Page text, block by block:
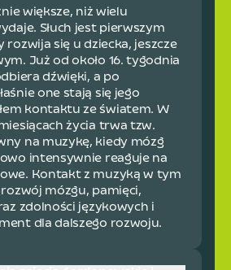
większe, niż wielu
Słuch jest pierwszym
rozwija się u dziecka, jeszcze
Już od około 16. tygodnia
dźwięki, a po
one stają się jego
kontaktu ze światem. W
życia trwa tzw.
na muzykę, kiedy mózg
intensywnie reaguje na
Kontakt z muzyką w tym
mózgu, pamięci,
zdolności językowych i
dla dalszego rozwoju.